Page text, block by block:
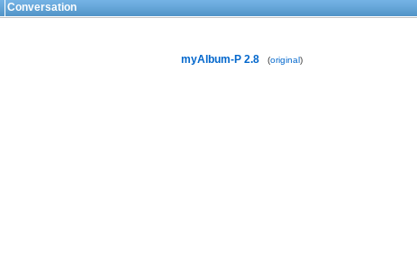
Conversation
myAlbum-P 2.8 (original)